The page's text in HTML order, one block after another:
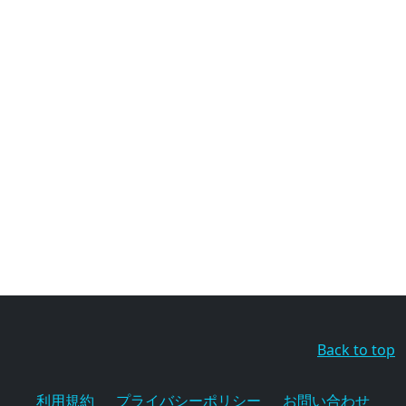
Back to top
利用規約 プライバシーポリシー お問い合わせ